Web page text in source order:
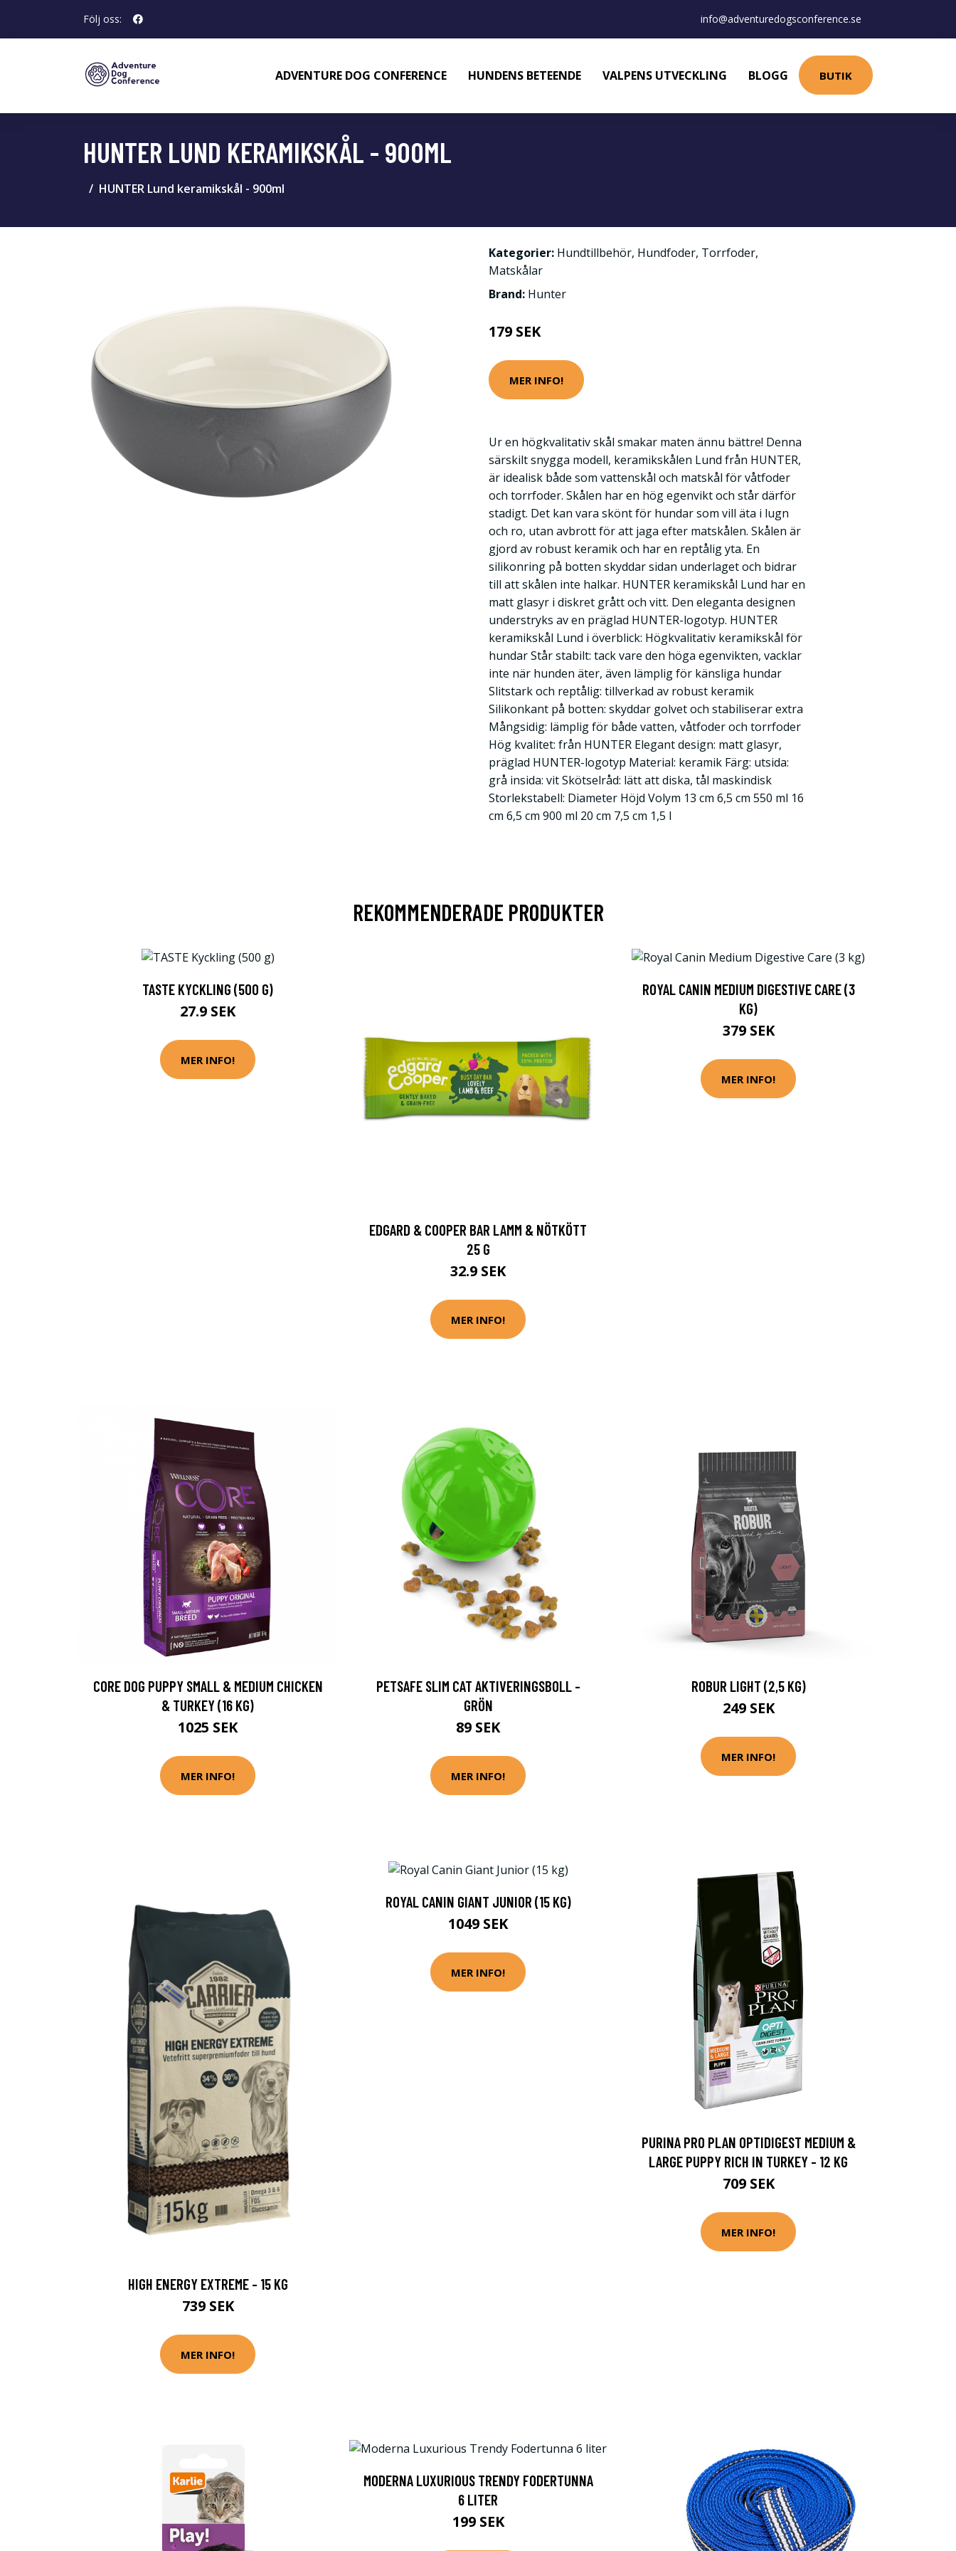
Följ oss: info@adventuredogsconference.se
ADVENTURE DOG CONFERENCE HUNDENS BETEENDE VALPENS UTVECKLING BLOGG BUTIK
HUNTER LUND KERAMIKSKÅL - 900ML
HUNTER Lund keramikskål - 900ml
Kategorier: Hundtillbehör, Hundfoder, Torrfoder,
Matskålar
Brand: Hunter
179 SEK
MER INFO!
Ur en högkvalitativ skål smakar maten ännu bättre! Denna
särskilt snygga modell, keramikskålen Lund från HUNTER,
är idealisk både som vattenskål och matskål för våtfoder
och torrfoder. Skålen har en hög egenvikt och står därför
stadigt. Det kan vara skönt för hundar som vill äta i lugn
och ro, utan avbrott för att jaga efter matskålen. Skålen är
gjord av robust keramik och har en reptålig yta. En
silikonring på botten skyddar sidan underlaget och bidrar
till att skålen inte halkar. HUNTER keramikskål Lund har en
matt glasyr i diskret grått och vitt. Den eleganta designen
understryks av en präglad HUNTER-logotyp. HUNTER
keramikskål Lund i överblick: Högkvalitativ keramikskål för
hundar Står stabilt: tack vare den höga egenvikten, vacklar
inte när hunden äter, även lämplig för känsliga hundar
Slitstark och reptålig: tillverkad av robust keramik
Silikonkant på botten: skyddar golvet och stabiliserar extra
Mångsidig: lämplig för både vatten, våtfoder och torrfoder
Hög kvalitet: från HUNTER Elegant design: matt glasyr,
präglad HUNTER-logotyp Material: keramik Färg: utsida:
grå insida: vit Skötselråd: lätt att diska, tål maskindisk
Storlekstabell: Diameter Höjd Volym 13 cm 6,5 cm 550 ml 16
cm 6,5 cm 900 ml 20 cm 7,5 cm 1,5 l
REKOMMENDERADE PRODUKTER
TASTE KYCKLING (500 G)
27.9 SEK
MER INFO!
EDGARD & COOPER BAR LAMM & NÖTKÖTT
25 G
32.9 SEK
MER INFO!
ROYAL CANIN MEDIUM DIGESTIVE CARE (3
KG)
379 SEK
MER INFO!
CORE DOG PUPPY SMALL & MEDIUM CHICKEN
& TURKEY (16 KG)
1025 SEK
MER INFO!
PETSAFE SLIM CAT AKTIVERINGSBOLL -
GRÖN
89 SEK
MER INFO!
ROBUR LIGHT (2,5 KG)
249 SEK
MER INFO!
HIGH ENERGY EXTREME - 15 KG
739 SEK
MER INFO!
ROYAL CANIN GIANT JUNIOR (15 KG)
1049 SEK
MER INFO!
PURINA PRO PLAN OPTIDIGEST MEDIUM &
LARGE PUPPY RICH IN TURKEY - 12 KG
709 SEK
MER INFO!
MODERNA LUXURIOUS TRENDY FODERTUNNA
6 LITER
199 SEK